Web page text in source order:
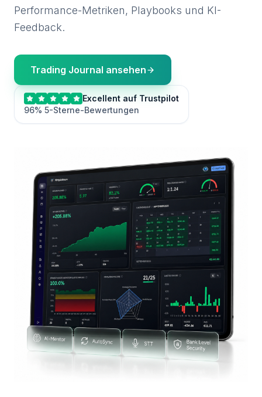
Performance-Metriken, Playbooks und KI-
Feedback.
Trading Journal ansehen
Excellent auf Trustpilot
96% 5-Sterne-Bewertungen